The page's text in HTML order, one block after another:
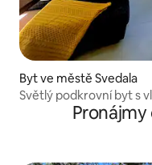
Byt ve městě Svedala
Světlý podkrovní byt s